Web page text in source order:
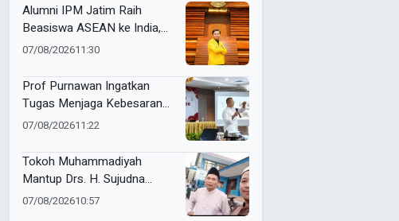
Alumni IPM Jatim Raih
Beasiswa ASEAN ke India,
Lanjut Studi Filsafat di
07/08/202611:30
Prof Purnawan Ingatkan
Tugas Menjaga Kebesaran
Muhammadiyah
07/08/202611:22
Tokoh Muhammadiyah
Mantup Drs. H. Sujudna
Wafat, Dikenang Berdedikasi
07/08/202610:57